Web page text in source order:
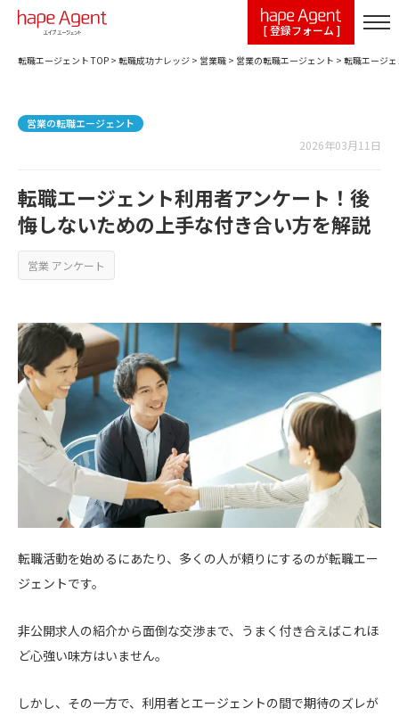
[ 登録フォーム ]
転職エージェント TOP > 転職成功ナレッジ > 営業職 > 営業の転職エージェント > 転職エージ
営業の転職エージェント
2026年03月11日
転職エージェント利用者アンケート！後
悔しないための上手な付き合い方を解説
営業 アンケート
転職活動を始めるにあたり、多くの人が頼りにするのが転職エー
ジェントです。
非公開求人の紹介から面倒な交渉まで、うまく付き合えばこれほ
ど心強い味方はいません。
しかし、その一方で、利用者とエージェントの間で期待のズレが